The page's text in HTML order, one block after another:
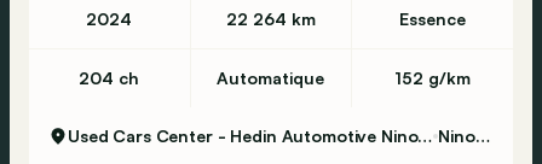
2024 22 264 km Essence
204 ch Automatique 152 g/km
Used Cars Center - Hedin Automotive Ninove Ninove